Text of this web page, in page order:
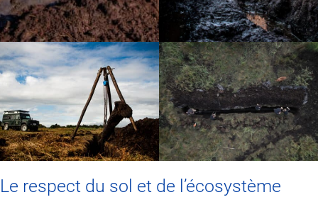
Le respect du sol et de l’écosystème